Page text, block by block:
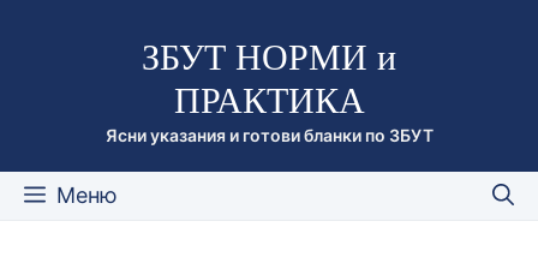
съдържаниетоЗБУТ НОРМИ и
ПРАКТИКА
Ясни указания и готови бланки по ЗБУТ
Меню